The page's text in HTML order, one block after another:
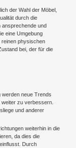
der Wahl der Möbel,
durch die
ansprechende und
eine Umgebung
reinen physischen
bei, der für die
neue Trends
zu verbessern.
und anderer
weiterhin in die
da dies die
Durch